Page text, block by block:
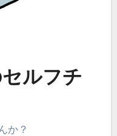
ルフチ
か？